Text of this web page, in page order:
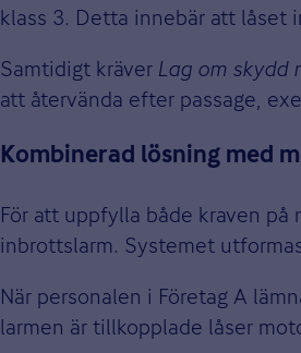
klass 3. Detta innebär att låset
Samtidigt kräver Lag om skydd
att återvända efter passage,
Kombinerad lösning med
För att uppfylla både kraven
inbrottslarm. Systemet
När personalen i Företag A
larmen är tillkopplade låser